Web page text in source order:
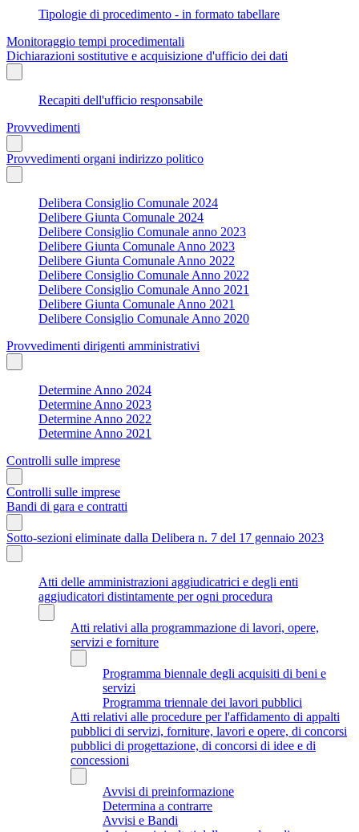
Tipologie di procedimento - in formato tabellare
Monitoraggio tempi procedimentali
Dichiarazioni sostitutive e acquisizione d'ufficio dei dati
Recapiti dell'ufficio responsabile
Provvedimenti
Provvedimenti organi indirizzo politico
Delibera Consiglio Comunale 2024
Delibere Giunta Comunale 2024
Delibere Consiglio Comunale anno 2023
Delibere Giunta Comunale Anno 2023
Delibere Giunta Comunale Anno 2022
Delibere Consiglio Comunale Anno 2022
Delibere Consiglio Comunale Anno 2021
Delibere Giunta Comunale Anno 2021
Delibere Consiglio Comunale Anno 2020
Provvedimenti dirigenti amministrativi
Determine Anno 2024
Determine Anno 2023
Determine Anno 2022
Determine Anno 2021
Controlli sulle imprese
Controlli sulle imprese
Bandi di gara e contratti
Sotto-sezioni eliminate dalla Delibera n. 7 del 17 gennaio 2023
Atti delle amministrazioni aggiudicatrici e degli enti
aggiudicatori distintamente per ogni procedura
Atti relativi alla programmazione di lavori, opere,
servizi e forniture
Programma biennale degli acquisiti di beni e
servizi
Programma triennale dei lavori pubblici
Atti relativi alle procedure per l'affidamento di appalti
pubblici di servizi, forniture, lavori e opere, di concorsi
pubblici di progettazione, di concorsi di idee e di
concessioni
Avvisi di preinformazione
Determina a contrarre
Avvisi e Bandi